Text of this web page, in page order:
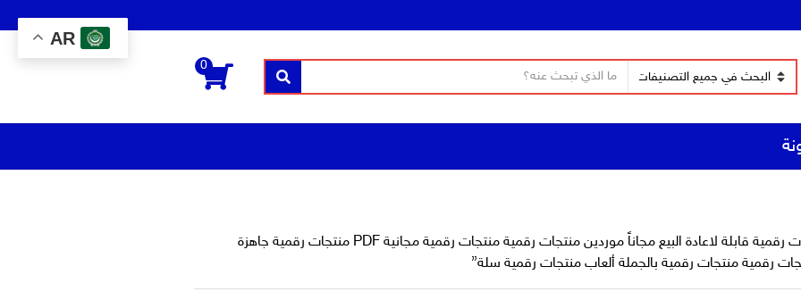
م
ا
ل
ن
ي
ص
بحث
0
منتجات تحت الوسم “منتجات رقمية قابلة لاعادة البيع مجاناً موردين منتجات رقمية منتجات رقمية مجانية PDF منتجات رقمية جاهزة
رقمية منتجات رقمية بالجملة ألعاب منتجات رقمية سلة”
AR